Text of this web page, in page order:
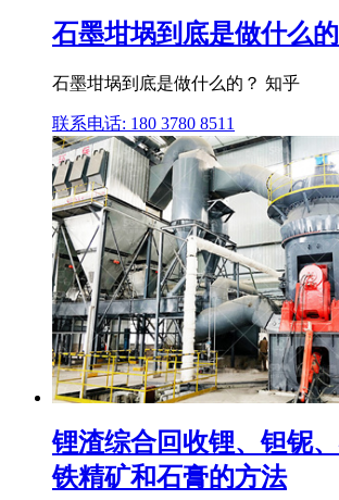
石墨坩埚到底是做什么
石墨坩埚到底是做什么的？ 知乎
联系电话: 180 3780 8511
锂渣综合回收锂、钽铌、
铁精矿和石膏的方法